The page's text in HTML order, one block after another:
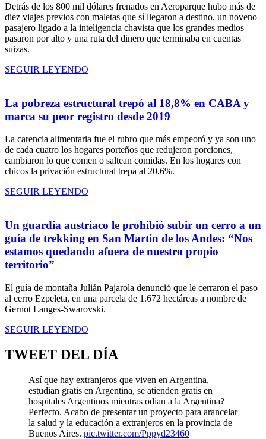
Detrás de los 800 mil dólares frenados en Aeroparque hubo más de
diez viajes previos con maletas que sí llegaron a destino, un noveno
pasajero ligado a la inteligencia chavista que los grandes medios
pasaron por alto y una ruta del dinero que terminaba en cuentas
suizas.
SEGUIR LEYENDO
La pobreza estructural trepó al 18,8% en CABA y
marca su peor registro desde 2019
La carencia alimentaria fue el rubro que más empeoró y ya son uno
de cada cuatro los hogares porteños que redujeron porciones,
cambiaron lo que comen o saltean comidas. En los hogares con
chicos la privación estructural trepa al 20,6%.
SEGUIR LEYENDO
Un guardia austríaco le prohibió subir un cerro a un
guía de trekking en San Martín de los Andes: “Nos
estamos quedando afuera de nuestro propio
territorio”
El guía de montaña Julián Pajarola denunció que le cerraron el paso
al cerro Ezpeleta, en una parcela de 1.672 hectáreas a nombre de
Gernot Langes-Swarovski.
SEGUIR LEYENDO
TWEET DEL DÍA
Así que hay extranjeros que viven en Argentina,
estudian gratis en Argentina, se atienden gratis en
hospitales Argentinos mientras odian a la Argentina?
Perfecto. Acabo de presentar un proyecto para arancelar
la salud y la educación a extranjeros en la provincia de
Buenos Aires. pic.twitter.com/Pppyd23460